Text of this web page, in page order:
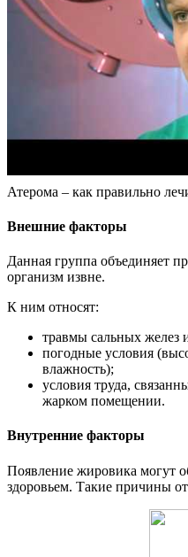
Атерома – как правильно
Внешние факторы
Данная группа объединяет
организм извне.
К ним относят:
травмы сальных желез
погодные условия
влажность);
условия труда,
жарком помещении.
Внутренние факторы
Появление жировика могут
здоровьем. Такие причины